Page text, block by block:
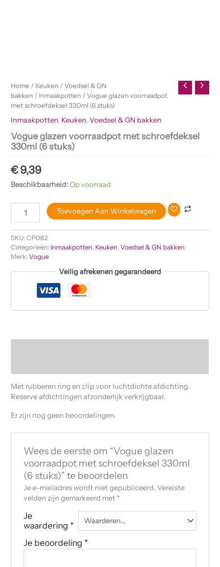
Home / Keuken /Voedsel & GN
bakken / Inmaakpotten / Vogue glazen voorraadpot
met schroefdeksel 330ml (6 stuks)
Inmaakpotten, Keuken,Voedsel & GN bakken
Vogue glazen voorraadpot met schroefdeksel
330ml (6 stuks)
€9,39
Beschikbaarheid:Op voorraad
Toevoegen Aan Winkelwagen
SKU:CP082
Categorieën: Inmaakpotten, Keuken,Voedsel & GN bakken
Merk:Vogue
Veilig afrekenen gegarandeerd
Met rubberen ring en clip voor luchtdichte afdichting.
Reserve afdichtingen afzonderlijk verkrijgbaar.
Er zijn nog geen beoordelingen.
Wees de eerste om “Vogue glazen
voorraadpot met schroefdeksel 330ml
(6 stuks)” te beoordelen
Je e-mailadres wordt niet gepubliceerd. Vereiste
velden zijn gemarkeerd met *
Je
waardering *
Je beoordeling *